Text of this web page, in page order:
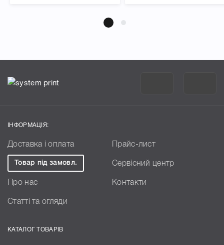
ІНФОРМАЦІЯ:
Доставка і оплата Прайс-лист
Товар під замовл. Сервісний центр
Про нас Контакти
Статті та огляди
КАТАЛОГ ТОВАРІВ